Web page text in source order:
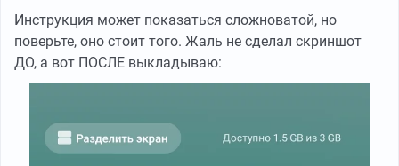
Инструкция может показаться сложноватой, но
поверьте, оно стоит того. Жаль не сделал скриншот
ДО, а вот ПОСЛЕ выкладываю: